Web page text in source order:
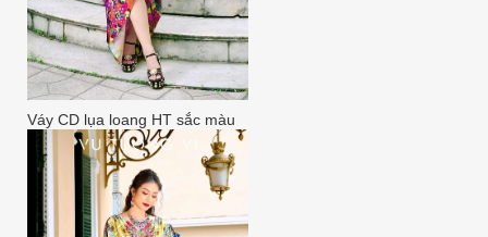
Váy CD lụa loang HT sắc màu